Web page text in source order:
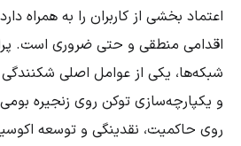
اعتماد بخشی از کاربران را به همراه
اقدامی منطقی و حتی ضروری است.
و یکپارچه‌سازی توکن روی زنجیره
روی حاکمیت، نقدینگی و توسعه